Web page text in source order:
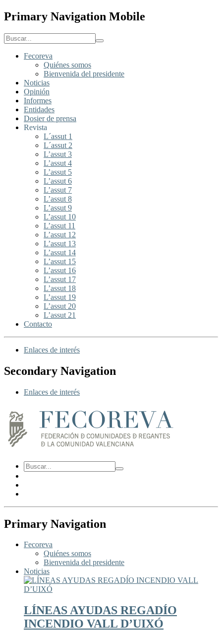
Primary Navigation Mobile
Fecoreva
Quiénes somos
Bienvenida del presidente
Noticias
Opinión
Informes
Entidades
Dosier de prensa
Revista
L´assut 1
L´assut 2
L’assut 3
L’assut 4
L’assut 5
L’assut 6
L’assut 7
L’assut 8
L’assut 9
L’assut 10
L’assut 11
L’assut 12
L’assut 13
L’assut 14
L’assut 15
L’assut 16
L’assut 17
L’assut 18
L’assut 19
L’assut 20
L’assut 21
Contacto
Enlaces de interés
Secondary Navigation
Enlaces de interés
Primary Navigation
Fecoreva
Quiénes somos
Bienvenida del presidente
Noticias
LÍNEAS AYUDAS REGADÍO
INCENDIO VALL D’UIXÓ